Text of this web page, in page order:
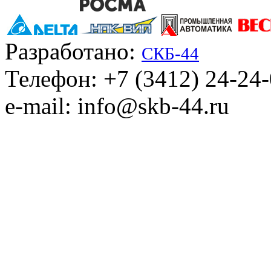
Разработано: СКБ-44
Телефон: +7 (3412) 24-
e-mail: info@skb-44.ru